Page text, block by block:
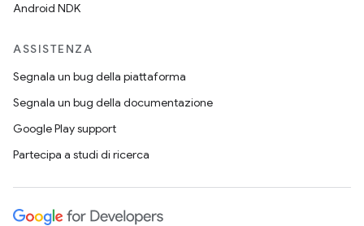
Android NDK
ASSISTENZA
Segnala un bug della piattaforma
Segnala un bug della documentazione
Google Play support
Partecipa a studi di ricerca